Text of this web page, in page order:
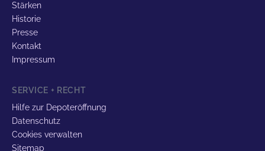
Stärken
Historie
Presse
Kontakt
Impressum
SERVICE + RECHT
Hilfe zur Depoteröffnung
Datenschutz
Cookies verwalten
Sitemap